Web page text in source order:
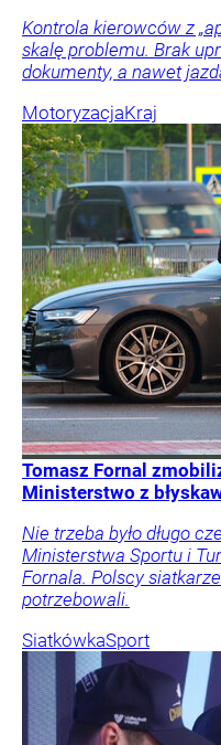
Kontrola kierowców z
skalę problemu. Brak
dokumenty, a nawet
MotoryzacjaKraj
Tomasz Fornal
Ministerstwo z
Nie trzeba było długo
Ministerstwa Sportu i
Fornala. Polscy
potrzebowali.
SiatkówkaSport